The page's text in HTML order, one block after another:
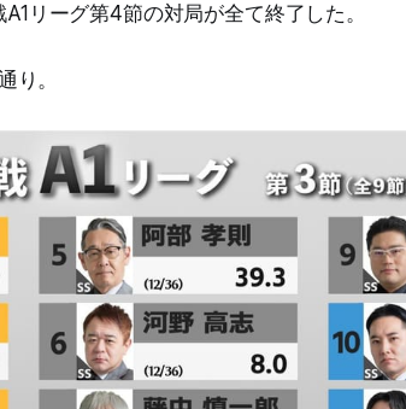
リーグ第4節の対局が全て終了した。
り。